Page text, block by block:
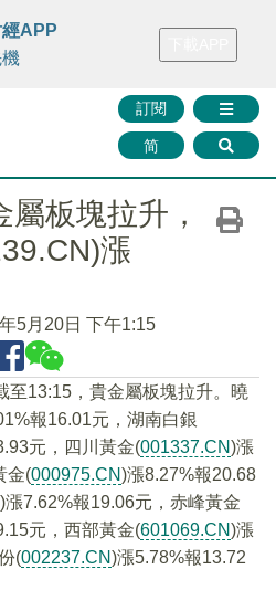
FINMETA 財華證券 媒體矩陣
訂閱
简
APP
屬板塊拉升，
漲
5月20日 下午1:15
至13:15，貴金屬板塊拉升。曉
報16.01元，湖南白銀
元，四川黃金(001337.CN)漲
金(000975.CN)漲8.27%報20.68
)漲7.62%報19.06元，赤峰黃金
元，西部黃金(601069.CN)漲
(002237.CN)漲5.78%報13.72